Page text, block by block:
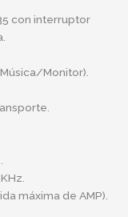
con interruptor
Monitor).
máxima de AMP).